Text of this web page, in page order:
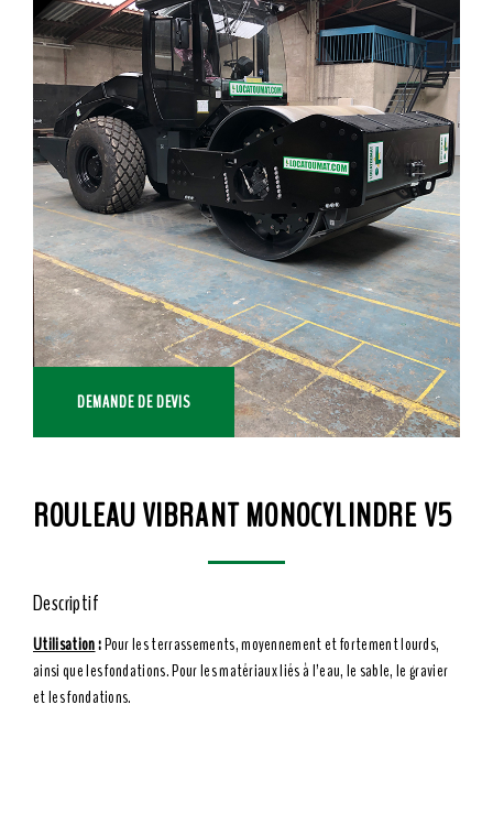
DEMANDE DE DEVIS
ROULEAU VIBRANT MONOCYLINDRE V5
Descriptif
Utilisation:Pour les terrassements, moyennement et fortement lourds,
ainsi que les fondations. Pour les matériaux liés à l’eau, le sable, le gravier
et les fondations.